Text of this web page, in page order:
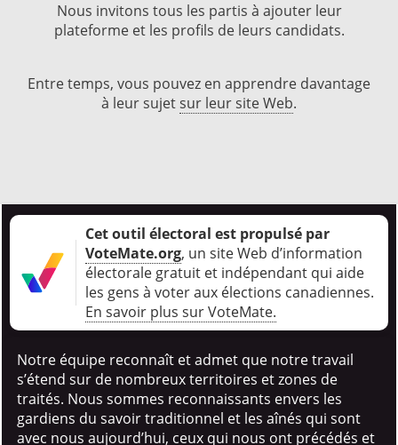
Nous invitons tous les partis à ajouter leur
plateforme et les profils de leurs candidats.
Entre temps, vous pouvez en apprendre davantage
à leur sujetsur leur site Web.
Cet outil électoral est propulsé par
VoteMate.org, un site Web d’information
électorale gratuit et indépendant qui aide
les gens à voter aux élections canadiennes.
En savoir plus sur VoteMate.
Notre équipe reconnaît et admet que notre travail
s’étend sur de nombreux territoires et zones de
traités. Nous sommes reconnaissants envers les
gardiens du savoir traditionnel et les aînés qui sont
avec nous aujourd’hui, ceux qui nous ont précédés et